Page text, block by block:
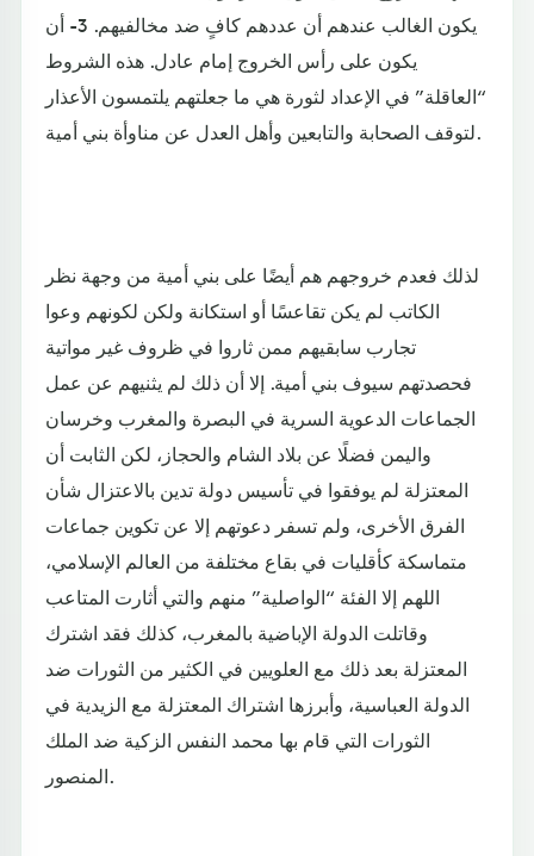
يكون الغالب عندهم أن عددهم كافٍ ضد مخالفيهم. 3- أن
يكون على رأس الخروج إمام عادل. هذه الشروط
“العاقلة” في الإعداد لثورة هي ما جعلتهم يلتمسون الأعذار
لتوقف الصحابة والتابعين وأهل العدل عن مناوأة بني أمية.
لذلك فعدم خروجهم هم أيضًا على بني أمية من وجهة نظر
الكاتب لم يكن تقاعسًا أو استكانة ولكن لكونهم وعوا
تجارب سابقيهم ممن ثاروا في ظروف غير مواتية
فحصدتهم سيوف بني أمية. إلا أن ذلك لم يثنيهم عن عمل
الجماعات الدعوية السرية في البصرة والمغرب وخرسان
واليمن فضلًا عن بلاد الشام والحجاز، لكن الثابت أن
المعتزلة لم يوفقوا في تأسيس دولة تدين بالاعتزال شأن
الفرق الأخرى، ولم تسفر دعوتهم إلا عن تكوين جماعات
متماسكة كأقليات في بقاع مختلفة من العالم الإسلامي،
اللهم إلا الفئة “الواصلية” منهم والتي أثارت المتاعب
وقاتلت الدولة الإباضية بالمغرب، كذلك فقد اشترك
المعتزلة بعد ذلك مع العلويين في الكثير من الثورات ضد
الدولة العباسية، وأبرزها اشتراك المعتزلة مع الزيدية في
الثورات التي قام بها محمد النفس الزكية ضد الملك
المنصور.